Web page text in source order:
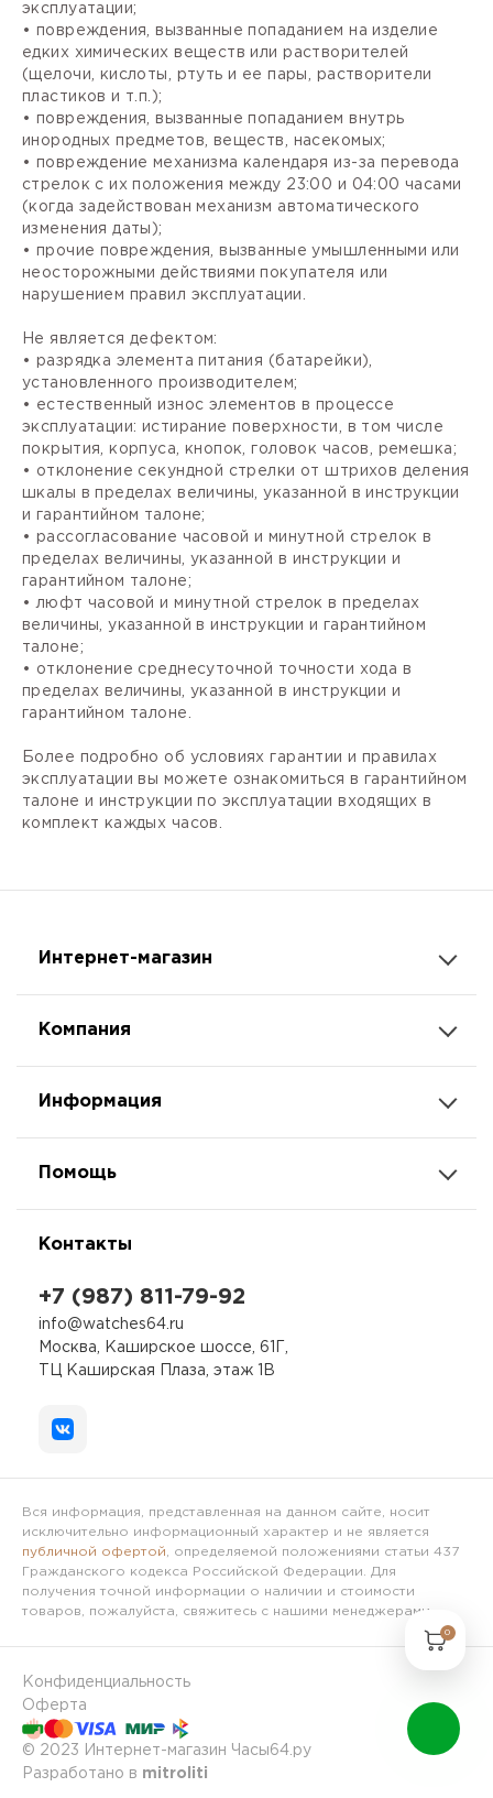
эксплуатации;
• повреждения, вызванные попаданием на изделие
едких химических веществ или растворителей
(щелочи, кислоты, ртуть и ее пары, растворители
пластиков и т.п.);
• повреждения, вызванные попаданием внутрь
инородных предметов, веществ, насекомых;
• повреждение механизма календаря из-за перевода
стрелок с их положения между 23:00 и 04:00 часами
(когда задействован механизм автоматического
изменения даты);
• прочие повреждения, вызванные умышленными или
неосторожными действиями покупателя или
нарушением правил эксплуатации.
Не является дефектом:
• разрядка элемента питания (батарейки),
установленного производителем;
• естественный износ элементов в процессе
эксплуатации: истирание поверхности, в том числе
покрытия, корпуса, кнопок, головок часов, ремешка;
• отклонение секундной стрелки от штрихов деления
шкалы в пределах величины, указанной в инструкции
и гарантийном талоне;
• рассогласование часовой и минутной стрелок в
пределах величины, указанной в инструкции и
гарантийном талоне;
• люфт часовой и минутной стрелок в пределах
величины, указанной в инструкции и гарантийном
талоне;
• отклонение среднесуточной точности хода в
пределах величины, указанной в инструкции и
гарантийном талоне.
Более подробно об условиях гарантии и правилах
эксплуатации вы можете ознакомиться в гарантийном
талоне и инструкции по эксплуатации входящих в
комплект каждых часов.
Интернет-магазин
Компания
Информация
Помощь
Контакты
+7 (987) 811-79-92
info@watches64.ru
Москва, Каширское шоссе, 61Г,
ТЦ Каширская Плаза, этаж 1В
Вся информация, представленная на данном сайте, носит
исключительно информационный характер и не является
публичной офертой , определяемой положениями статьи 437
Гражданского кодекса Российской Федерации. Для
получения точной информации о наличии и стоимости
товаров, пожалуйста, свяжитесь с нашими менеджерами.
© 2023 Интернет-магазин Часы64.ру
Конфиденциальность
Оферта
Разработано в mitroliti
0